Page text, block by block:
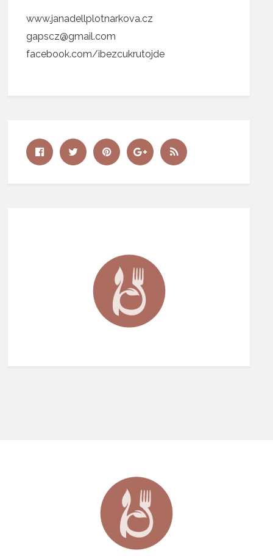
www.janadellplotnarkova.cz
gapscz@gmail.com
facebook.com/ibezcukrutojde